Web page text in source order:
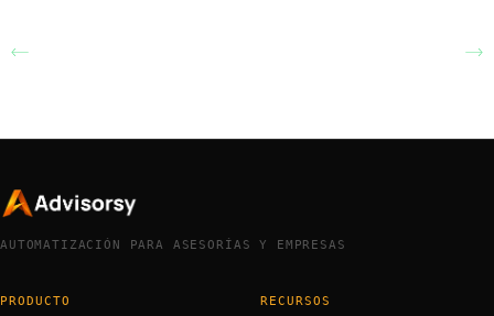
AUTOMATIZACIÓN PARA ASESORÍAS Y EMPRESAS
PRODUCTO RECURSOS